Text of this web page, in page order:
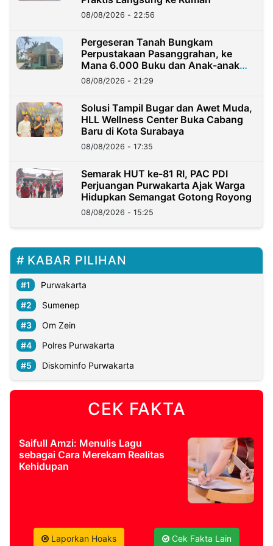
08/08/2026 - 22:56
Pergeseran Tanah Bungkam
Perpustakaan Pasanggrahan, ke
Mana 6.000 Buku dan Anak-anak
Kini?
08/08/2026 - 21:29
Solusi Tampil Bugar dan Awet Muda,
HLL Wellness Center Buka Cabang
Baru di Kota Surabaya
08/08/2026 - 17:35
Semarak HUT ke-81 RI, PAC PDI
Perjuangan Purwakarta Ajak Warga
Hidupkan Semangat Gotong Royong
08/08/2026 - 15:25
KABAR PILIHAN
Purwakarta
Sumenep
Om Zein
Polres Purwakarta
Diskominfo Purwakarta
CEK FAKTA
Saifull Amzi: Menulis Lagu
sebagai Cara Merekam Realitas
Kehidupan
Laporkan Hoaks Cek Fakta Lain